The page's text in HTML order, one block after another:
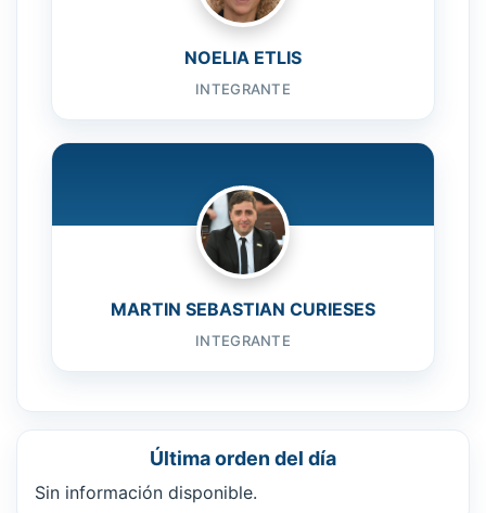
NOELIA ETLIS
INTEGRANTE
MARTIN SEBASTIAN CURIESES
INTEGRANTE
Última orden del día
Sin información disponible.